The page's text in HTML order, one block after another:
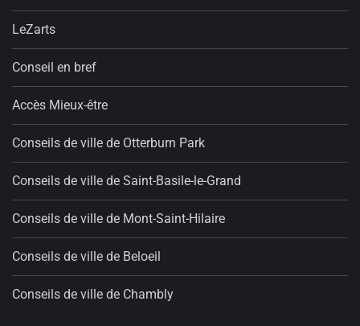
LeZarts
Conseil en bref
Accès Mieux-être
Conseils de ville de Otterburn Park
Conseils de ville de Saint-Basile-le-Grand
Conseils de ville de Mont-Saint-Hilaire
Conseils de ville de Beloeil
Conseils de ville de Chambly